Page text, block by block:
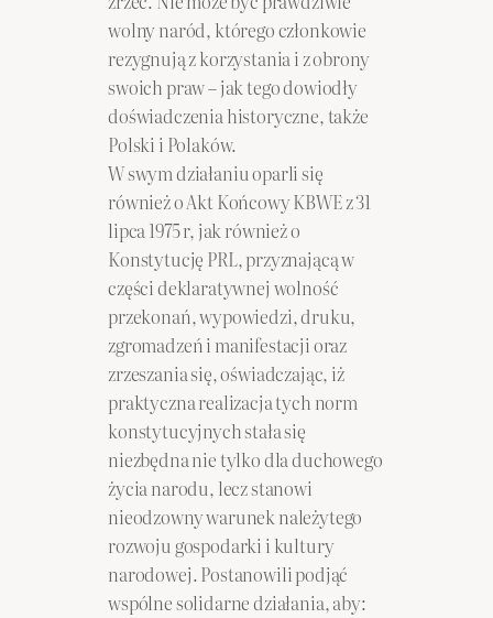
wolny naród, którego członkowie
rezygnują z korzystania i z obrony
swoich praw – jak tego dowiodły
doświadczenia historyczne, także
Polski i Polaków.
W swym działaniu oparli się
również o Akt Końcowy KBWE z 31
lipca 1975 r, jak również o
Konstytucję PRL, przyznającą w
części deklaratywnej wolność
przekonań, wypowiedzi, druku,
zgromadzeń i manifestacji oraz
zrzeszania się, oświadczając, iż
praktyczna realizacja tych norm
konstytucyjnych stała się
niezbędna nie tylko dla duchowego
życia narodu, lecz stanowi
nieodzowny warunek należytego
rozwoju gospodarki i kultury
narodowej. Postanowili podjąć
wspólne solidarne działania, aby: